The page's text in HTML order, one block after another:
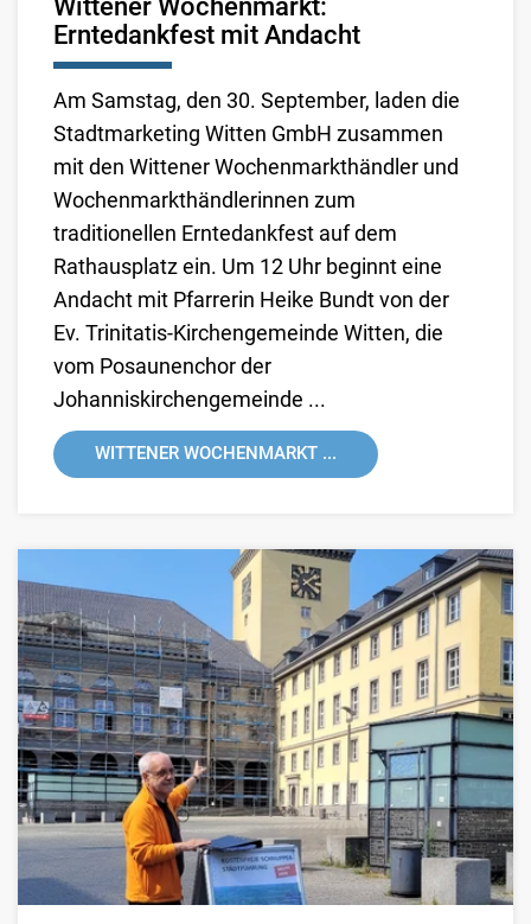
Wittener Wochenmarkt:
Erntedankfest mit Andacht
Am Samstag, den 30. September, laden die
Stadtmarketing Witten GmbH zusammen
mit den Wittener Wochenmarkthändler und
Wochenmarkthändlerinnen zum
traditionellen Erntedankfest auf dem
Rathausplatz ein. Um 12 Uhr beginnt eine
Andacht mit Pfarrerin Heike Bundt von der
Ev. Trinitatis-Kirchengemeinde Witten, die
vom Posaunenchor der
Johanniskirchengemeinde ...
WITTENER WOCHENMARKT ...